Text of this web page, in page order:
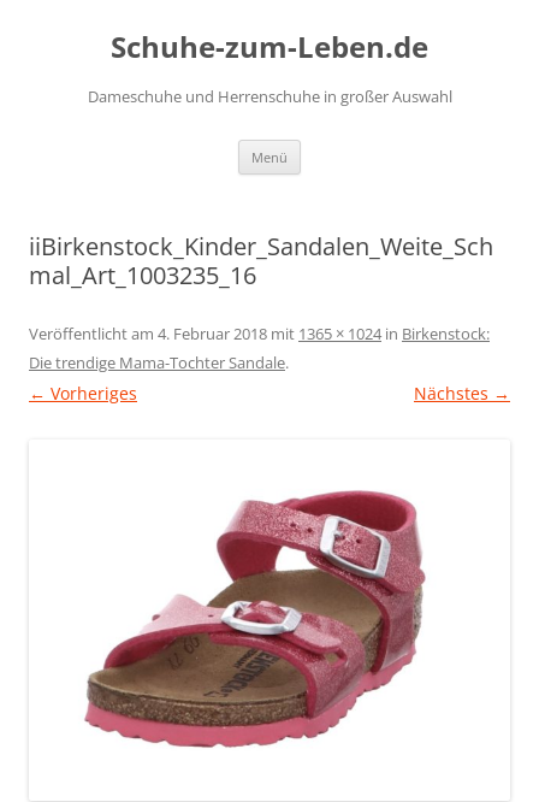
Schuhe-zum-Leben.de
Dameschuhe und Herrenschuhe in großer Auswahl
Menü
iiBirkenstock_Kinder_Sandalen_Weite_Sch
mal_Art_1003235_16
Veröffentlicht am 4. Februar 2018 mit 1365 × 1024in Birkenstock:
Die trendige Mama-Tochter Sandale.
← Vorheriges Nächstes →